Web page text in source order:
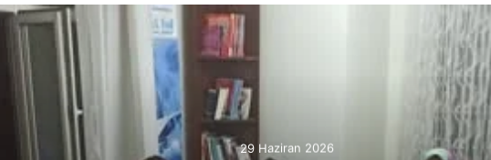
29 Haziran 2026